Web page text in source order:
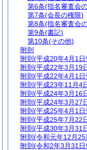
第6条(指名審査会
第7条(会長の権限)
第8条(指名審査会
第9条(書記)
第10条(その他)
附則
附則 (平成20年4月1
附則 (平成22年3月19
附則 (平成22年4月1
附則 (平成23年11月4
附則 (平成24年3月16
附則 (平成24年3月27
附則 (平成25年4月1
附則 (平成25年7月22
附則 (平成30年3月31
附則 (令和元年12月
附則 (令和2年3月31